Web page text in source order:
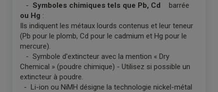
- Symboles chimiques tels que Pb, Cd
ou Hg :
Ils indiquent les métaux lourds contenus et leur teneur
(Pb pour le plomb, Cd pour le cadmium et Hg pour le
mercure).
- Symbole d'extincteur avec la mention « Dry
Chemical » (poudre chimique) - Utilisez si possible un
extincteur à poudre.
- Li-ion ou NiMH désigne la technologie nickel-métal